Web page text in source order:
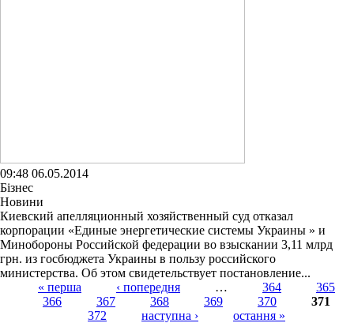
09:48 06.05.2014
Бізнес
Новини
Киевский апелляционный хозяйственный суд отказал
корпорации «Единые энергетические системы Украины » и
Минобороны Российской федерации во взыскании 3,11 млрд
грн. из госбюджета Украины в пользу российского
министерства. Об этом свидетельствует постановление...
Страницы
« перша ‹ попередня … 364
365
366
367 368 369 370
371
372
наступна › остання »